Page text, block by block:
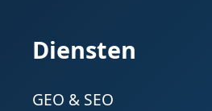
Diensten
GEO & SEO